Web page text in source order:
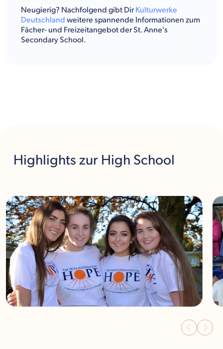
Neugierig? Nachfolgend gibt DirKulturwerke
Deutschland weitere spannende Informationen zum
Fächer- und Freizeitangebot der St. Anne's
Secondary School.
Highlights zur High School